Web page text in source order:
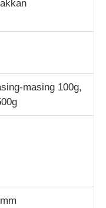
masing 100g,